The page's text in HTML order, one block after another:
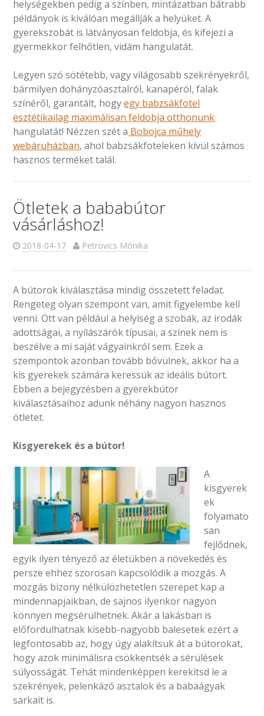
helységekben pedig a színben, mintázatban bátrabb
példányok is kiválóan megállják a helyüket. A
gyerekszobát is látványosan feldobja, és kifejezi a
gyermekkor felhőtlen, vidám hangulatát.
Legyen szó sötétebb, vagy világosabb szekrényekről,
bármilyen dohányzóasztalról, kanapéról, falak
színéről, garantált, hogyegy babzsákfotel
esztétikailag maximálisan feldobja otthonunk
hangulatát! Nézzen szét a Bobojca műhely
webáruházban, ahol babzsákfoteleken kívül számos
hasznos terméket talál.
Ötletek a bababútor
vásárláshoz!
2018-04-17 Petrovics Mónika
A bútorok kiválasztása mindig összetett feladat.
Rengeteg olyan szempont van, amit figyelembe kell
venni. Ott van például a helyiség a szobák, az irodák
adottságai, a nyílászárók típusai, a színek nem is
beszélve a mi saját vágyainkról sem. Ezek a
szempontok azonban tovább bővülnek, akkor ha a
kis gyerekek számára keressük az ideális bútort.
Ebben a bejegyzésben a gyerekbútor
kiválasztásaihoz adunk néhány nagyon hasznos
ötletet.
Kisgyerekek és a bútor!
A
kisgyerek
ek
folyamato
san
fejlődnek,
egyik ilyen tényező az életükben a növekedés és
persze ehhez szorosan kapcsolódik a mozgás. A
mozgás bizony nélkülözhetetlen szerepet kap a
mindennapjaikban, de sajnos ilyenkor nagyon
könnyen megsérülhetnek. Akár a lakásban is
előfordulhatnak kisebb-nagyobb balesetek ezért a
legfontosabb az, hogy úgy alakítsuk át a bútorokat,
hogy azok minimálisra csökkentsék a sérülések
súlyosságát. Tehát mindenképpen kerekítsd le a
szekrények, pelenkázó asztalok és a babaágyak
sarkait is.